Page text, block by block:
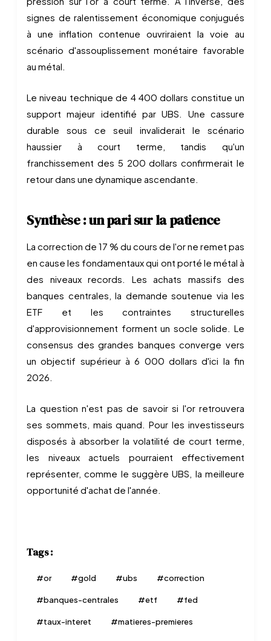
signes de ralentissement économique conjugués
à une inflation contenue ouvriraient la voie au
scénario d'assouplissement monétaire favorable
au métal.
Le niveau technique de 4 400 dollars constitue un
support majeur identifié par UBS. Une cassure
durable sous ce seuil invaliderait le scénario
haussier à court terme, tandis qu'un
franchissement des 5 200 dollars confirmerait le
retour dans une dynamique ascendante.
Synthèse : un pari sur la patience
La correction de 17 % du cours de l'or ne remet pas
en cause les fondamentaux qui ont porté le métal à
des niveaux records. Les achats massifs des
banques centrales, la demande soutenue via les
ETF et les contraintes structurelles
d'approvisionnement forment un socle solide. Le
consensus des grandes banques converge vers
un objectif supérieur à 6 000 dollars d'ici la fin
2026.
La question n'est pas de savoir si l'or retrouvera
ses sommets, mais quand. Pour les investisseurs
disposés à absorber la volatilité de court terme,
les niveaux actuels pourraient effectivement
représenter, comme le suggère UBS, la meilleure
opportunité d'achat de l'année.
Tags :
#or #gold #ubs #correction
#banques-centrales #etf #fed
#taux-interet #matieres-premieres